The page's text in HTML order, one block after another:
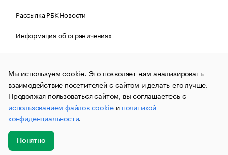
Рассылка РБК Новости
Информация об ограничениях
Правовая информация
О соблюдении авторских прав
© АО «РОСБИЗНЕСКОНСАЛТИНГ»,1995–2026.Сообщения
и материалы информационного агентства «РБК»
(зарегистрировано Федеральной службой по надзору в сфере
связи, информационных технологий и массовых
коммуникаций (Роскомнадзор) 09.12.2015 за номером ИА
№ФС77-63848) сопровождаются пометкой «РБК». Отдельные
публикации могут содержать информацию,
не предназначенную для пользователей
до 18 лет.
Мы используем cookie. Это позволяет нам анализировать
взаимодействие посетителей с сайтом и делать его лучше.
Продолжая пользоваться сайтом, вы соглашаетесь с
использованием файлов cookieи политикой
конфиденциальности.
Понятно